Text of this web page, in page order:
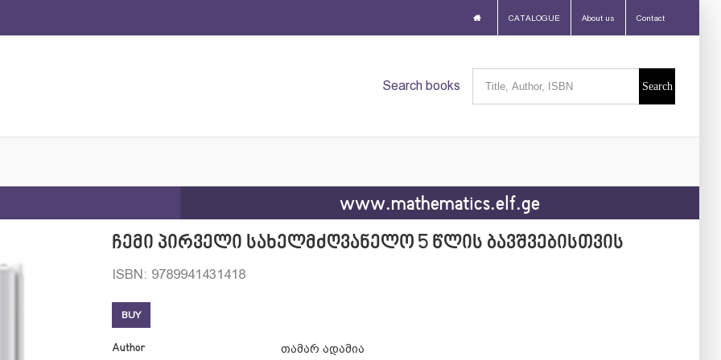
CATALOGUE About us Contact
Search books
www.mathematics.elf.ge
ჩემი პირველი სახელმძღვანელო 5 წლის ბავშვებისთვის
ISBN: 9789941431418
BUY
Author თამარ ადამია